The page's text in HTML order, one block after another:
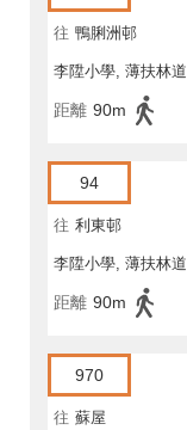
往 鴨脷洲邨
李陞小學, 薄扶林道
距離 90m
94
往 利東邨
李陞小學, 薄扶林道
距離 90m
970
往 蘇屋